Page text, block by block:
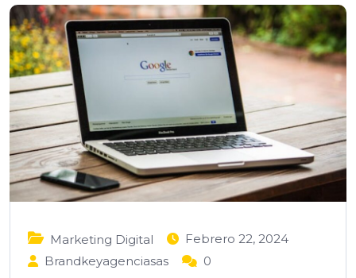
Marketing Digital
Febrero 22, 2024
Brandkeyagenciasas
0